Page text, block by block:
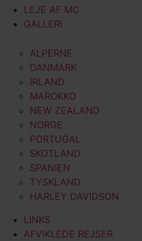
LEJE AF MC
GALLERI
ALPERNE
DANMARK
IRLAND
MAROKKO
NEW ZEALAND
NORGE
PORTUGAL
SKOTLAND
SPANIEN
TYSKLAND
HARLEY DAVIDSON
LINKS
AFVIKLEDE REJSER